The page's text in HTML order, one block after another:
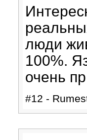
люди
100%.
очень
#12 -